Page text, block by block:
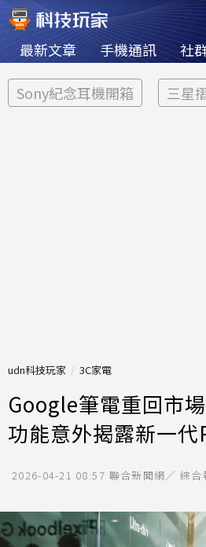
最新文章 手機通訊 社
Sony紀念耳機開箱 三星
udn科技玩家 3C家電
Google筆電重回市
功能意外揭露新一
2026-04-21 08:57 聯合新聞網／ 綜合